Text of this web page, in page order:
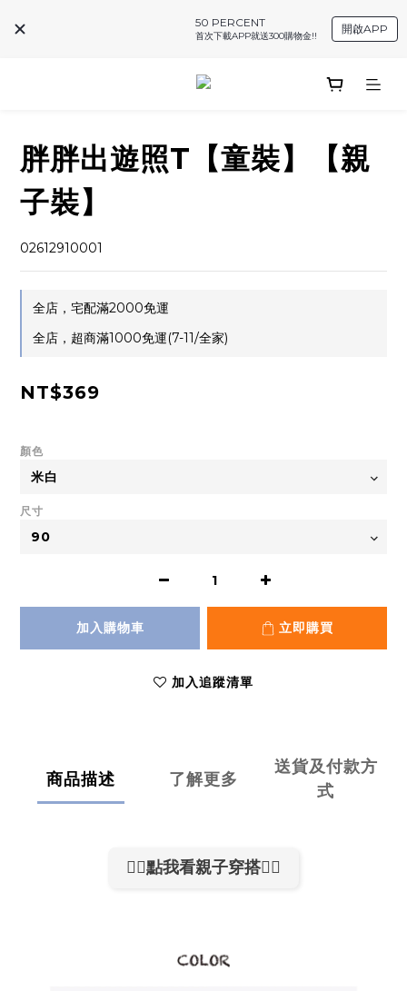
50 PERCENT
首次下載APP就送300購物金!!
開啟APP
胖胖出遊照T【童裝】【親
子裝】
02612910001
全店，宅配滿2000免運
全店，超商滿1000免運(7-11/全家)
NT$369
顏色
尺寸
加入購物車 立即購買
加入追蹤清單
商品描述 了解更多
送貨及付款方
式
👉🏻點我看親子穿搭👈🏻